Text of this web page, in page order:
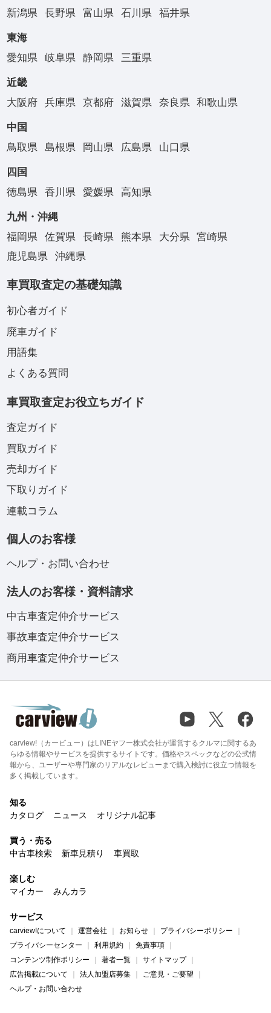
新潟県
長野県 富山県 石川県 福井県
東海
愛知県
岐阜県 静岡県 三重県
近畿
大阪府
兵庫県 京都府 滋賀県 奈良県 和歌山県
中国
鳥取県
島根県 岡山県 広島県 山口県
四国
徳島県
香川県 愛媛県 高知県
九州・沖縄
福岡県
佐賀県 長崎県 熊本県 大分県
宮崎県
鹿児島県
沖縄県
車買取査定の基礎知識
初心者ガイド
廃車ガイド
用語集
よくある質問
車買取査定お役立ちガイド
査定ガイド
買取ガイド
売却ガイド
下取りガイド
連載コラム
個人のお客様
ヘルプ・お問い合わせ
法人のお客様・資料請求
中古車査定仲介サービス
事故車査定仲介サービス
商用車査定仲介サービス
carview!（カービュー）はLINEヤフー株式会社が運営するクルマに関するあ
らゆる情報やサービスを提供するサイトです。価格やスペックなどの公式情
報から、ユーザーや専門家のリアルなレビューまで購入検討に役立つ情報を
多く掲載しています。
知る
カタログ
ニュース オリジナル記事
買う・売る
中古車検索
新車見積り 車買取
楽しむ
マイカー
みんカラ
サービス
carview!について 運営会社 お知らせ
プライバシーポリシー
プライバシーセンター
利用規約
免責事項
コンテンツ制作ポリシー
著者一覧
サイトマップ
広告掲載について
法人加盟店募集
ご意見・ご要望
ヘルプ・お問い合わせ